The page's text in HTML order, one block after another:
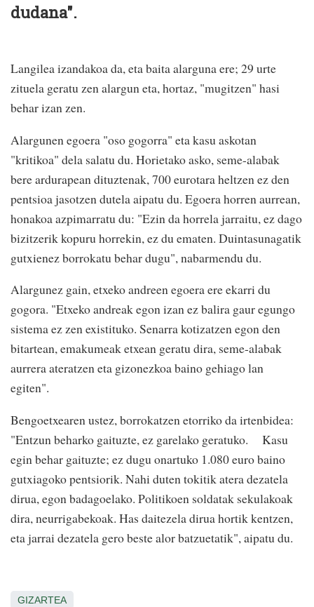
dudana".
Langilea izandakoa da, eta baita alarguna ere; 29 urte
zituela geratu zen alargun eta, hortaz, "mugitzen" hasi
behar izan zen.
Alargunen egoera "oso gogorra" eta kasu askotan
"kritikoa" dela salatu du. Horietako asko, seme-alabak
bere ardurapean dituztenak, 700 eurotara heltzen ez den
pentsioa jasotzen dutela aipatu du. Egoera horren aurrean,
honakoa azpimarratu du: "Ezin da horrela jarraitu, ez dago
bizitzerik kopuru horrekin, ez du ematen. Duintasunagatik
gutxienez borrokatu behar dugu", nabarmendu du.
Alargunez gain, etxeko andreen egoera ere ekarri du
gogora. "Etxeko andreak egon izan ez balira gaur egungo
sistema ez zen existituko. Senarra kotizatzen egon den
bitartean, emakumeak etxean geratu dira, seme-alabak
aurrera ateratzen eta gizonezkoa baino gehiago lan
egiten".
Bengoetxearen ustez, borrokatzen etorriko da irtenbidea:
"Entzun beharko gaituzte, ez garelako geratuko.
Kasu
egin behar gaituzte; ez dugu onartuko 1.080 euro baino
gutxiagoko pentsiorik. Nahi duten tokitik atera dezatela
dirua, egon badagoelako. Politikoen soldatak sekulakoak
dira, neurrigabekoak. Has daitezela dirua hortik kentzen,
eta jarrai dezatela gero beste alor batzuetatik", aipatu du.
GIZARTEA